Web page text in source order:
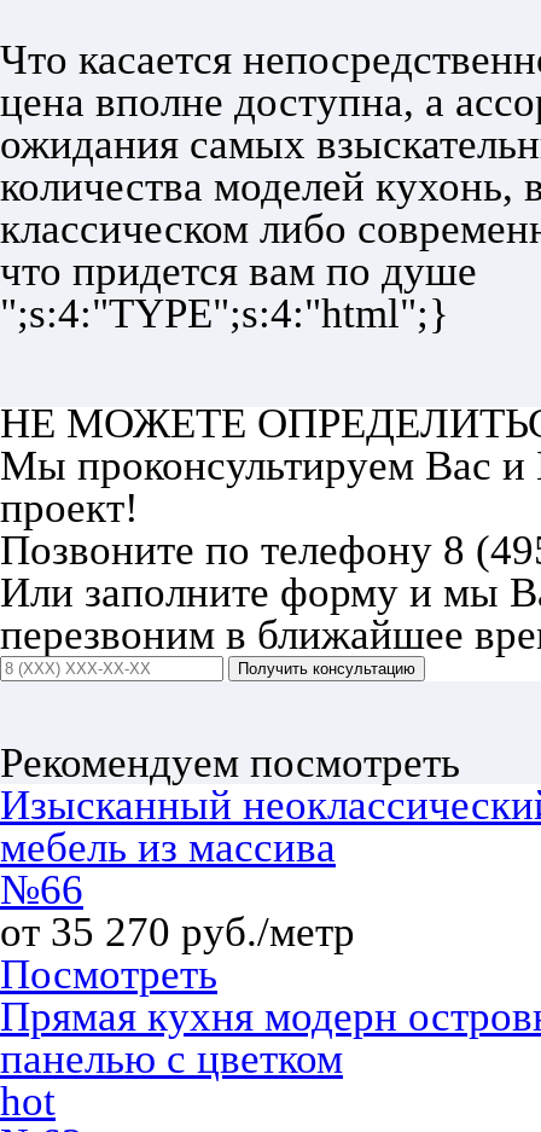
Что касается
цена вполне доступна, а
ожидания самых
количества моделей кухонь,
классическом либо
что придется вам по душе
";s:4:"TYPE";s:4:"html";}
НЕ МОЖЕТЕ
Мы проконсультируем Вас
проект!
Позвоните по телефону 8
Или заполните форму и мы
перезвоним в ближайшее
Получить консультацию
Рекомендуем посмотреть
Изысканный
мебель из массива
№66
от 35 270 руб./метр
Посмотреть
Прямая кухня модерн
панелью с цветком
hot